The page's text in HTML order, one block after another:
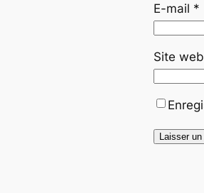
E-mail *
Site web